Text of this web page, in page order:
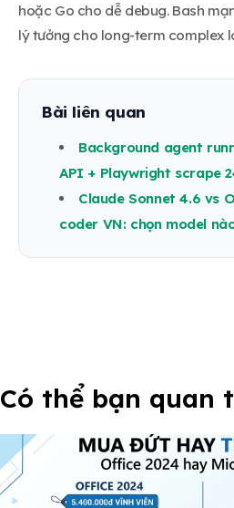
hoặc Go cho dễ debug. Bash
lý tưởng cho long-term complex
Bài liên quan
Background agent
API + Playwright scrape
Claude Sonnet 4.6 vs
coder VN: chọn model
Có thể bạn quan